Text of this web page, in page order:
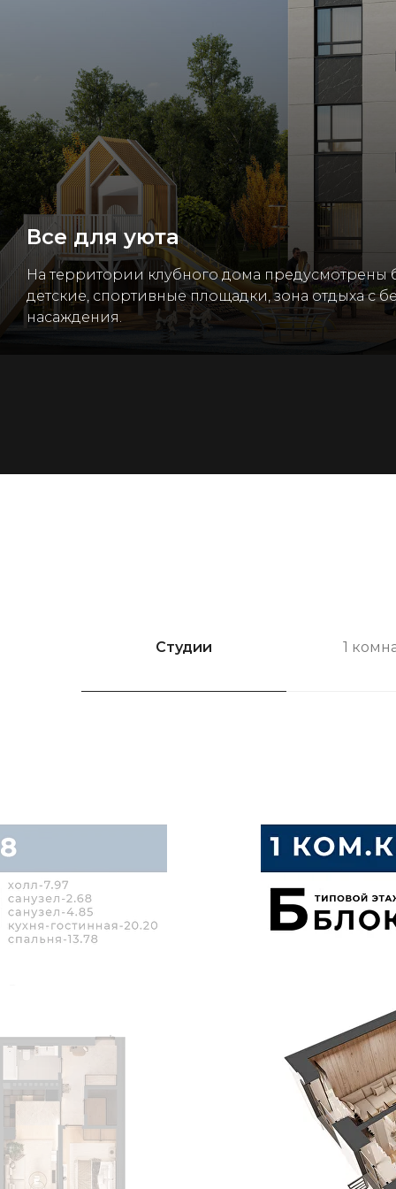
Все для уюта
На территории клубного дома предусмотрены
детские, спортивные площадки, зона отдыха с
насаждения.
Студии 1